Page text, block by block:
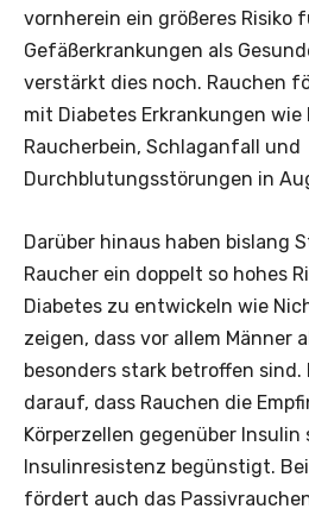
vornherein ein größeres Risiko
Gefäßerkrankungen als
verstärkt dies noch. Rauchen
mit Diabetes Erkrankungen
Raucherbein, Schlaganfall und
Durchblutungsstörungen in
Darüber hinaus haben bislang
Raucher ein doppelt so hohes
Diabetes zu entwickeln wie
zeigen, dass vor allem Männer
besonders stark betroffen sind.
darauf, dass Rauchen die
Körperzellen gegenüber
Insulinresistenz begünstigt.
fördert auch das